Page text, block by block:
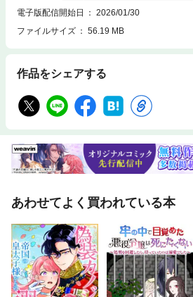
電子版配信開始日
2026/01/30
ファイルサイズ
56.19 MB
作品をシェアする
あわせてよく買われている本